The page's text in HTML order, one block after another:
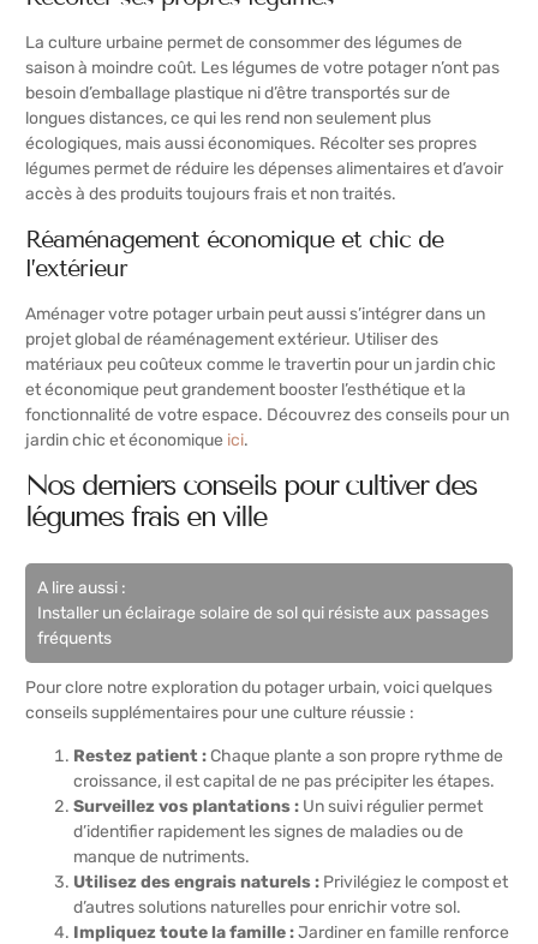
La culture urbaine permet de consommer des légumes de
saison à moindre coût. Les légumes de votre potager n’ont pas
besoin d’emballage plastique ni d’être transportés sur de
longues distances, ce qui les rend non seulement plus
écologiques, mais aussi économiques. Récolter ses propres
légumes permet de réduire les dépenses alimentaires et d’avoir
accès à des produits toujours frais et non traités.
Réaménagement économique et chic de
l’extérieur
Aménager votre potager urbain peut aussi s’intégrer dans un
projet global de réaménagement extérieur. Utiliser des
matériaux peu coûteux comme le travertin pour un jardin chic
et économique peut grandement booster l’esthétique et la
fonctionnalité de votre espace. Découvrez des conseils pour un
jardin chic et économique ici.
Nos derniers conseils pour cultiver des
légumes frais en ville
A lire aussi :
Installer un éclairage solaire de sol qui résiste aux passages
fréquents
Pour clore notre exploration du potager urbain, voici quelques
conseils supplémentaires pour une culture réussie :
Restez patient :Chaque plante a son propre rythme de
croissance, il est capital de ne pas précipiter les étapes.
Surveillez vos plantations : Un suivi régulier permet
d’identifier rapidement les signes de maladies ou de
manque de nutriments.
Utilisez des engrais naturels : Privilégiez le compost et
d’autres solutions naturelles pour enrichir votre sol.
Impliquez toute la famille :Jardiner en famille renforce